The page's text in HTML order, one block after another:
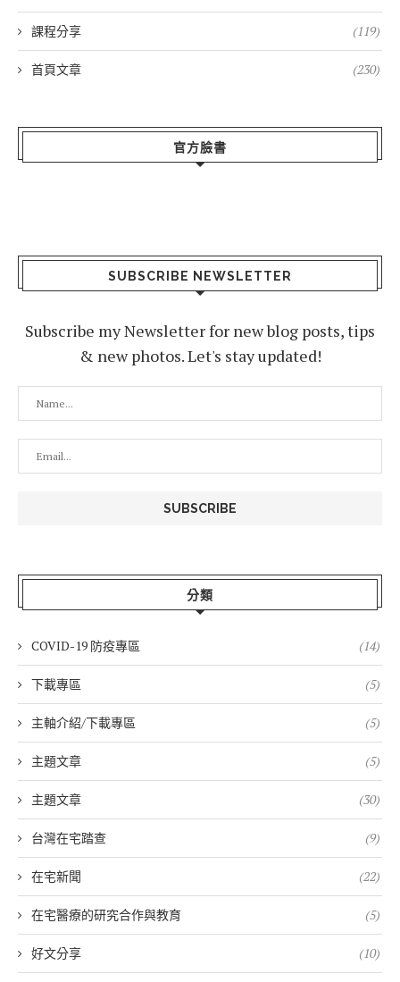
課程分享 (119)
首頁文章 (230)
官方臉書
SUBSCRIBE NEWSLETTER
Subscribe my Newsletter for new blog posts, tips
& new photos. Let's stay updated!
分類
COVID-19 防疫專區 (14)
下載專區 (5)
主軸介紹/下載專區 (5)
主題文章 (5)
主題文章 (30)
台灣在宅踏查 (9)
在宅新聞 (22)
在宅醫療的研究合作與教育 (5)
好文分享 (10)